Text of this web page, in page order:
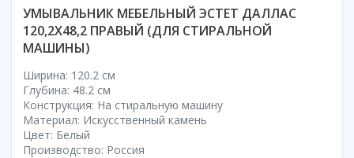
Низкие
200 см
До 200 см
Смотреть все
Комплектующие
Сифоны
Ролики
УМЫВАЛЬНИК МЕБЕЛЬНЫЙ ЭСТЕТ ДАЛЛАС
120,2X48,2 ПРАВЫЙ (ДЛЯ СТИРАЛЬНОЙ
МАШИНЫ)
Ширина: 120.2 см
Глубина: 48.2 см
Конструкция: На стиральную машину
Материал: Искусственный камень
Цвет: Белый
Производство: Россия